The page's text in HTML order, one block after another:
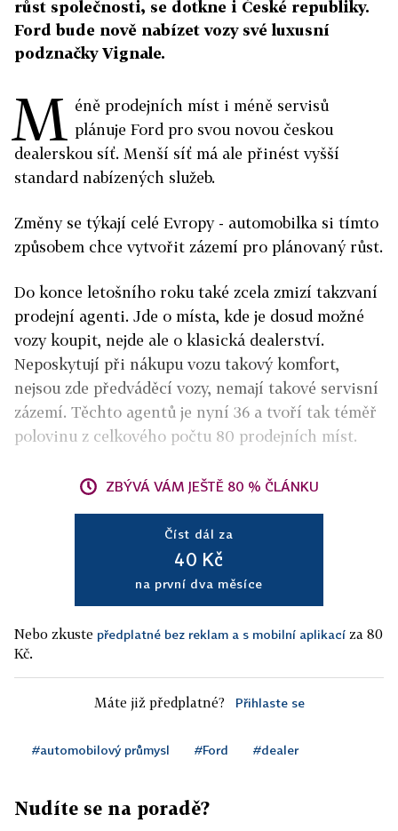
růst společnosti, se dotkne i České republiky.
Ford bude nově nabízet vozy své luxusní
podznačky Vignale.
M éně prodejních míst i méně servisů
plánuje Ford pro svou novou českou
dealerskou síť. Menší síť má ale přinést vyšší
standard nabízených služeb.
Změny se týkají celé Evropy - automobilka si tímto
způsobem chce vytvořit zázemí pro plánovaný růst.
Do konce letošního roku také zcela zmizí takzvaní
prodejní agenti. Jde o místa, kde je dosud možné
vozy koupit, nejde ale o klasická dealerství.
Neposkytují při nákupu vozu takový komfort,
nejsou zde předváděcí vozy, nemají takové servisní
zázemí. Těchto agentů je nyní 36 a tvoří tak téměř
polovinu z celkového počtu 80 prodejních míst.
ZBÝVÁ VÁM JEŠTĚ 80 % ČLÁNKU
Číst dál za
40 Kč
na první dva měsíce
Nebo zkuste předplatné bez reklam a s mobilní aplikací za 80
Kč.
Máte již předplatné? Přihlaste se
#automobilový průmysl #Ford #dealer
Nudíte se na poradě?